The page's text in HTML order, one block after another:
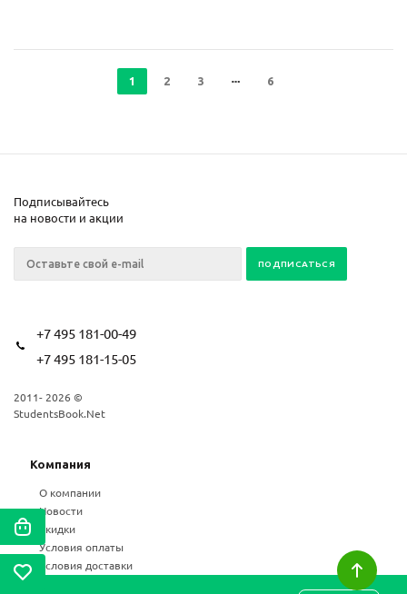
1 2 3 6
Подписывайтесь
на новости и акции
+7 495 181-00-49
+7 495 181-15-05
2011- 2026 ©
StudentsBook.Net
Компания
О компании
Новости
Скидки
Условия оплаты
Условия доставки